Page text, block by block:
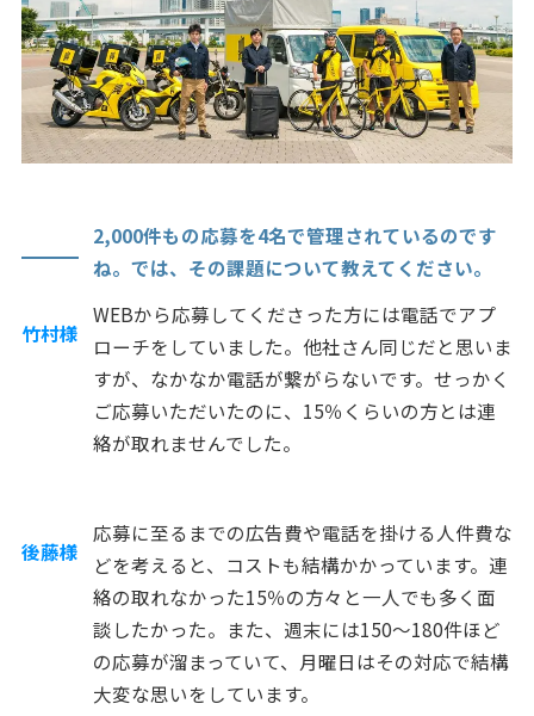
2,000件もの応募を4名で管理されているのです
ね。では、その課題について教えてください。
竹村様
WEBから応募してくださった方には電話でアプ
ローチをしていました。他社さん同じだと思いま
すが、なかなか電話が繋がらないです。せっかく
ご応募いただいたのに、15％くらいの方とは連
絡が取れませんでした。
後藤様
応募に至るまでの広告費や電話を掛ける人件費な
どを考えると、コストも結構かかっています。連
絡の取れなかった15％の方々と一人でも多く面
談したかった。また、週末には150～180件ほど
の応募が溜まっていて、月曜日はその対応で結構
大変な思いをしています。